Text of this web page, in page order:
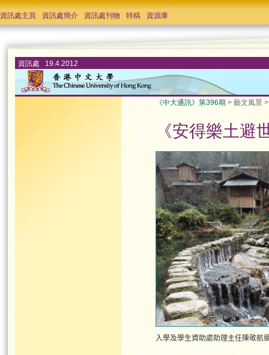
資訊處主頁 資訊處簡介 資訊處刊物 特稿 資源庫
資訊處 19.4.2012
《中大通訊》第396期 > 藝文風景
《安得樂土避
入學及學生資助處助理主任陳敬航